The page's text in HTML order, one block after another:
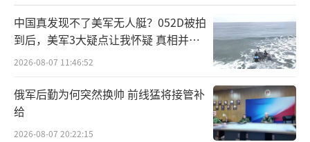
中国真发现不了美军无人艇？052D被拍
到后，美军3大疑点让我怀疑 真相并非
如此
2026-08-07 11:46:52
俄军后勤为何突然换帅 前线猛将接管补
给
2026-08-07 20:22:15